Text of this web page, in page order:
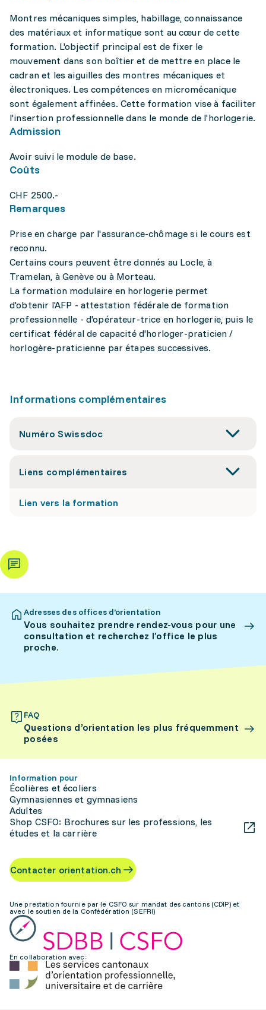
Montres mécaniques simples, habillage, connaissance
des matériaux et informatique sont au cœur de cette
formation. L'objectif principal est de fixer le
mouvement dans son boîtier et de mettre en place le
cadran et les aiguilles des montres mécaniques et
électroniques. Les compétences en micromécanique
sont également affinées. Cette formation vise à faciliter
l'insertion professionnelle dans le monde de l'horlogerie.
Admission
Avoir suivi le module de base.
Coûts
CHF 2500.-
Remarques
Prise en charge par l'assurance-chômage si le cours est
reconnu.
Certains cours peuvent être donnés au Locle, à
Tramelan, à Genève ou à Morteau.
La formation modulaire en horlogerie permet
d'obtenir l'AFP - attestation fédérale de formation
professionnelle - d'opérateur-trice en horlogerie, puis le
certificat fédéral de capacité d'horloger-praticien /
horlogère-praticienne par étapes successives.
Informations complémentaires
Numéro Swissdoc
Liens complémentaires
Lien vers la formation
Adresses des offices d’orientation
Vous souhaitez prendre rendez-vous pour une
consultation et recherchez l’office le plus
proche.
FAQ
Questions d’orientation les plus fréquemment
posées
Information pour
Écolières et écoliers
Gymnasiennes et gymnasiens
Adultes
Shop CSFO: Brochures sur les professions, les
études et la carrière
Contacter orientation.ch
Une prestation fournie par le CSFO sur mandat des cantons (CDIP) et
avec le soutien de la Confédération (SEFRI)
En collaboration avec: